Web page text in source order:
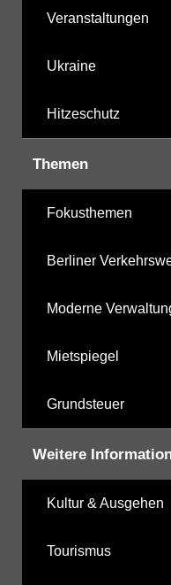
Veranstaltungen
Ukraine
Hitzeschutz
Themen
Fokusthemen
Berliner
Moderne
Mietspiegel
Grundsteuer
Weitere
Kultur & Ausgehen
Tourismus